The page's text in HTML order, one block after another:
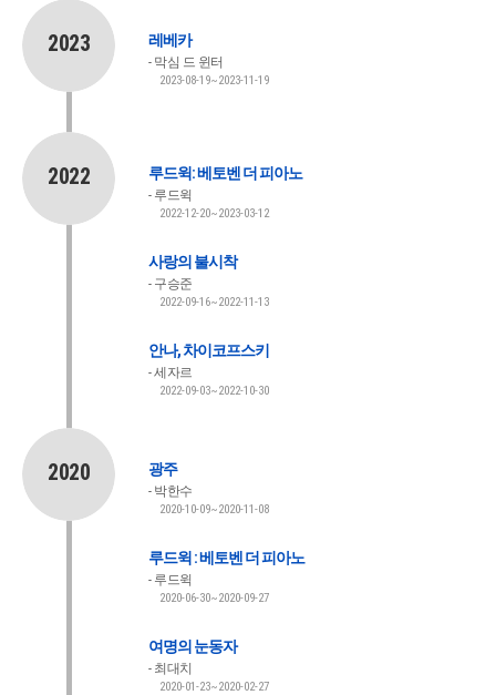
2023 레베카
막심 드 윈터
2023-08-19~2023-11-19
2022 루드윅: 베토벤 더 피아노
루드윅
2022-12-20~2023-03-12
사랑의 불시착
구승준
2022-09-16~2022-11-13
안나, 차이코프스키
세자르
2022-09-03~2022-10-30
2020 광주
박한수
2020-10-09~2020-11-08
루드윅 : 베토벤 더 피아노
루드윅
2020-06-30~2020-09-27
여명의 눈동자
최대치
2020-01-23~2020-02-27